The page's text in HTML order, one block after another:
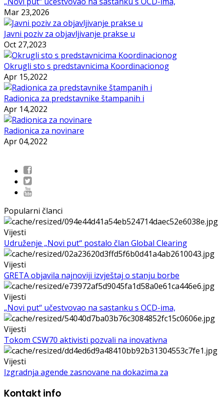
Mar 23,2026
Javni poziv za objavljivanje prakse u
Oct 27,2023
Okrugli sto s predstavnicima Koordinacionog
Apr 15,2022
Radionica za predstavnike štampanih i
Apr 14,2022
Radionica za novinare
Apr 04,2022
Popularni članci
Vijesti
Udruženje „Novi put“ postalo član Global Clearing
Vijesti
GRETA objavila najnoviji izvještaj o stanju borbe
Vijesti
„Novi put“ učestvovao na sastanku s OCD-ima,
Vijesti
Tokom CSW70 aktivisti pozvali na inovativna
Vijesti
Izgradnja agende zasnovane na dokazima za
Kontakt info